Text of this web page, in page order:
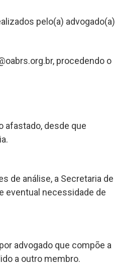
pelo(a) advogado(a)
procedendo o
afastado, desde que
de análise, a Secretaria de
eventual necessidade de
advogado que compõe a
a outro membro.